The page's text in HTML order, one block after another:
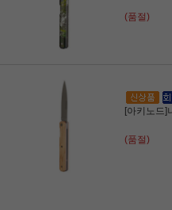
(품절)
[아키노드]
(품절)